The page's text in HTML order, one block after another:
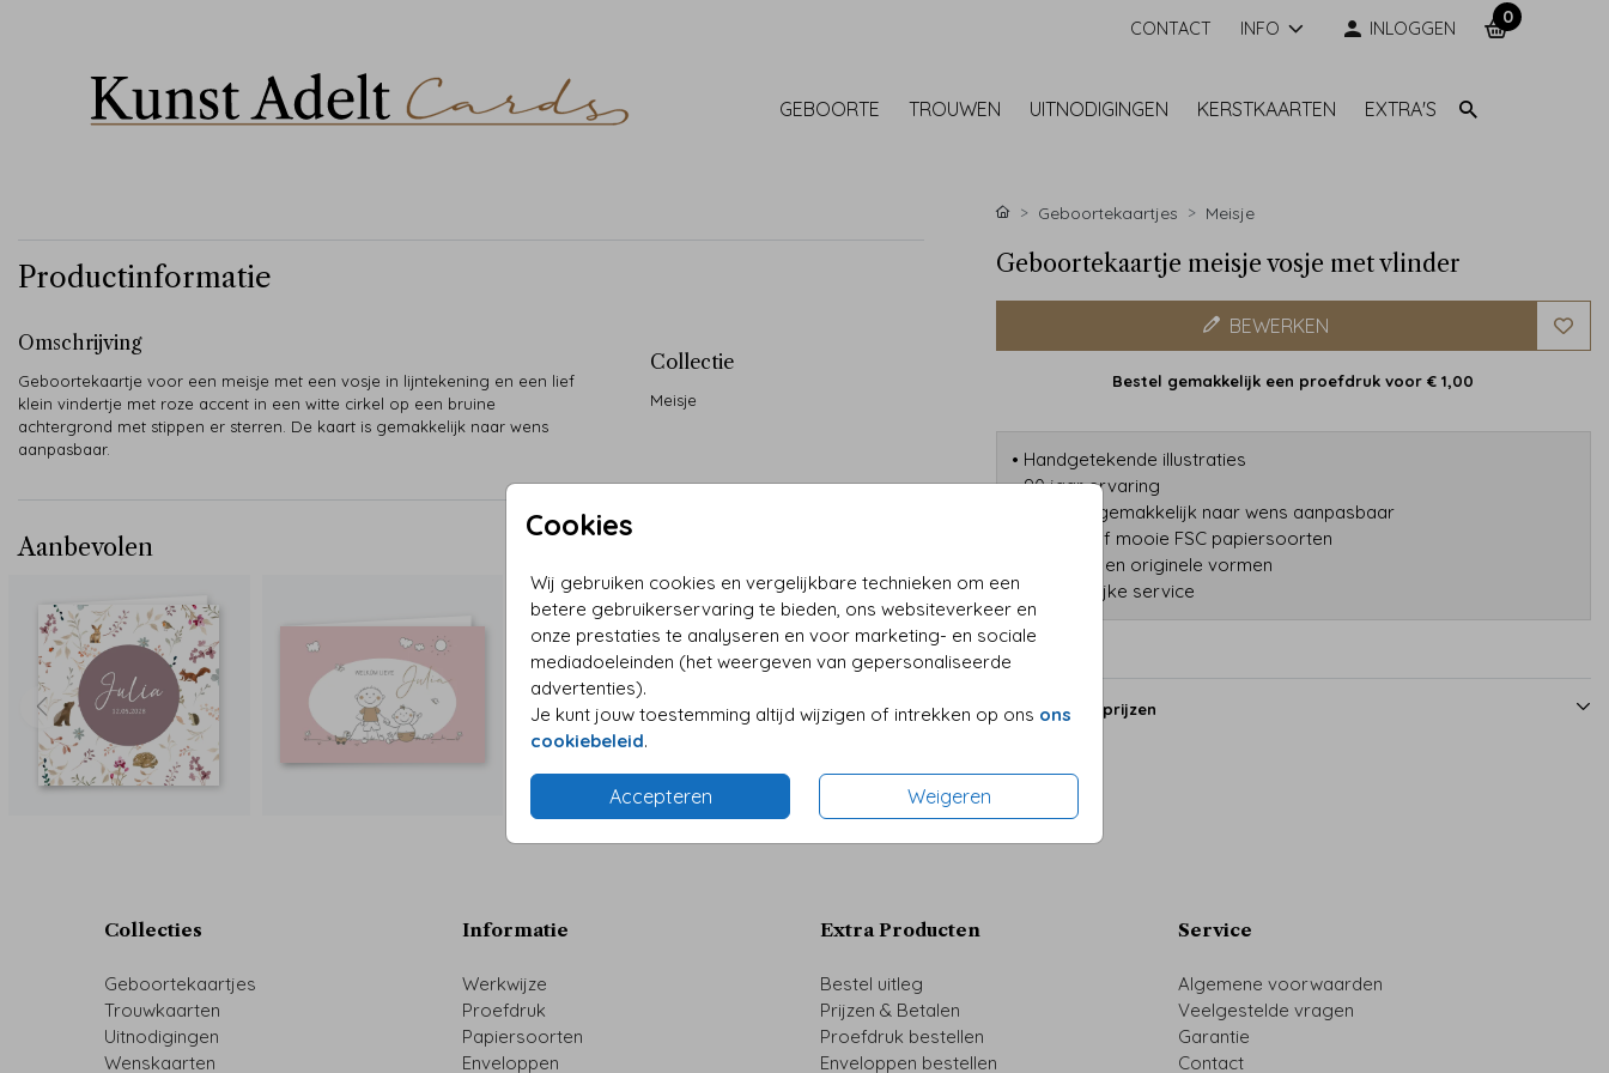
CONTACT INFO INLOGGEN
0
GEBOORTE TROUWEN UITNODIGINGEN KERSTKAARTEN EXTRA'S
Cookies
Wij gebruiken cookies en vergelijkbare technieken om een
betere gebruikerservaring te bieden, ons websiteverkeer en
onze prestaties te analyseren en voor marketing- en sociale
mediadoeleinden (het weergeven van gepersonaliseerde
advertenties).
Je kunt jouw toestemming altijd wijzigen of intrekken op ons ons
cookiebeleid.
Accepteren Weigeren
Productinformatie
Omschrijving
Geboortekaartje voor een meisje met een vosje in lijntekening en een lief
klein vindertje met roze accent in een witte cirkel op een bruine
achtergrond met stippen er sterren. De kaart is gemakkelijk naar wens
aanpasbaar.
Collectie
Meisje
Aanbevolen
Geboortekaartjes Meisje
Geboortekaartje meisje vosje met vlinder
BEWERKEN
Bestel gemakkelijk een proefdruk voor€ 1,00
• Handgetekende illustraties
• 90 jaar ervaring
• Designs gemakkelijk naar wens aanpasbaar
• Kwalitatief mooie FSC papiersoorten
• Foliedruk en originele vormen
• Persoonlijke service
Formaten en prijzen
Collecties
Geboortekaartjes
Trouwkaarten
Uitnodigingen
Wenskaarten
Informatie
Werkwijze
Proefdruk
Papiersoorten
Enveloppen
Extra Producten
Bestel uitleg
Prijzen & Betalen
Proefdruk bestellen
Enveloppen bestellen
Service
Algemene voorwaarden
Veelgestelde vragen
Garantie
Contact